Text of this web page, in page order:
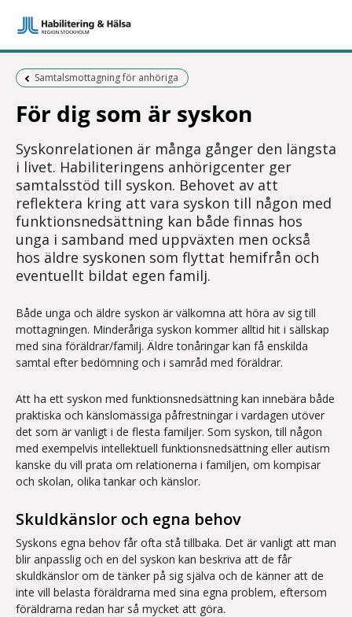
Föregående sida:
Samtalsmottagning för anhöriga
För dig som är syskon
Syskonrelationen är många gånger den längsta
i livet. Habiliteringens anhörigcenter ger
samtalsstöd till syskon. Behovet av att
reflektera kring att vara syskon till någon med
funktionsnedsättning kan både finnas hos
unga i samband med uppväxten men också
hos äldre syskonen som flyttat hemifrån och
eventuellt bildat egen familj.
Både unga och äldre syskon är välkomna att höra av sig till
mottagningen. Minderåriga syskon kommer alltid hit i sällskap
med sina föräldrar/familj. Äldre tonåringar kan få enskilda
samtal efter bedömning och i samråd med föräldrar.
Att ha ett syskon med funktionsnedsättning kan innebära både
praktiska och känslomässiga påfrestningar i vardagen utöver
det som är vanligt i de flesta familjer. Som syskon, till någon
med exempelvis intellektuell funktionsnedsättning eller autism
kanske du vill prata om relationerna i familjen, om kompisar
och skolan, olika tankar och känslor.
Skuldkänslor och egna behov
Syskons egna behov får ofta stå tillbaka. Det är vanligt att man
blir anpasslig och en del syskon kan beskriva att de får
skuldkänslor om de tänker på sig själva och de känner att de
inte vill belasta föräldrarna med sina egna problem, eftersom
föräldrarna redan har så mycket att göra.